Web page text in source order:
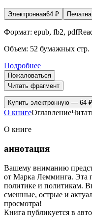
Электронная64 ₽
Формат: epub, fb2,
Объем: 52 бумажных стр.
Подробнее
Пожаловаться
Читать фрагмент
Купить электронную — 64 ₽
О книгеОглавление
О книге
аннотация
Вашему вниманию
от Марка Лемминга. Эта
политике и политикам.
смешные, острые и
просмотра!
Книга публикуется в